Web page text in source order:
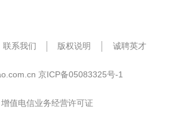
联系我们 版权说明 诚聘英才
京ICP备05083325号-1
增值电信业务经营许可证